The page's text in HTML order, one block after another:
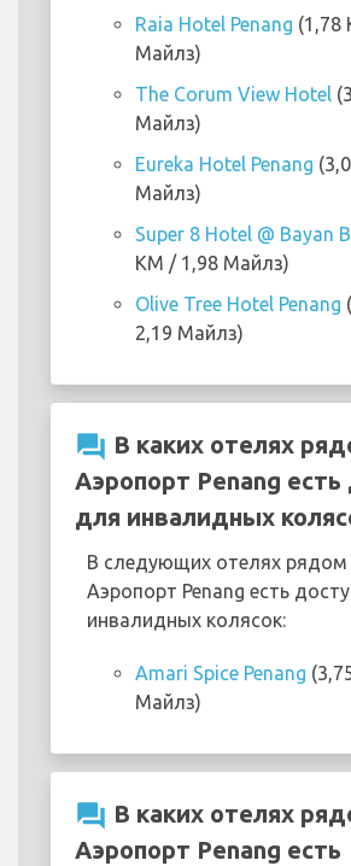
Raia Hotel Penang (1,78
Майлз)
The Corum View Hotel
Майлз)
Eureka Hotel Penang
Майлз)
Super 8 Hotel @ Bayan
KM / 1,98 Майлз)
Olive Tree Hotel Penang
2,19 Майлз)
question_answer В каких отелях
Аэропорт Penang есть
для инвалидных
В следующих отелях рядом
Аэропорт Penang есть
инвалидных колясок:
Amari Spice Penang
Майлз)
question_answer В каких отелях
Аэропорт Penang есть